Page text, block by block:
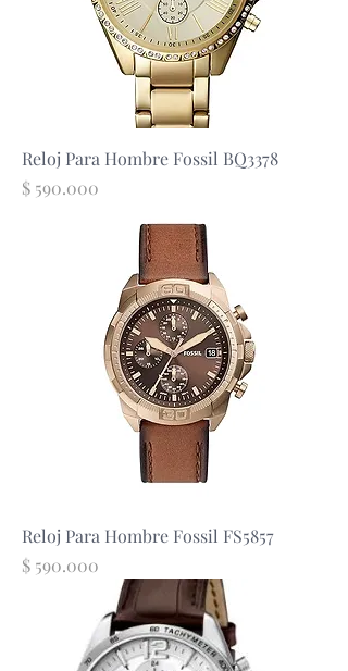
Reloj Para Hombre Fossil BQ3378
Precio
$ 590.000
Reloj Para Hombre Fossil FS5857
Precio
$ 590.000